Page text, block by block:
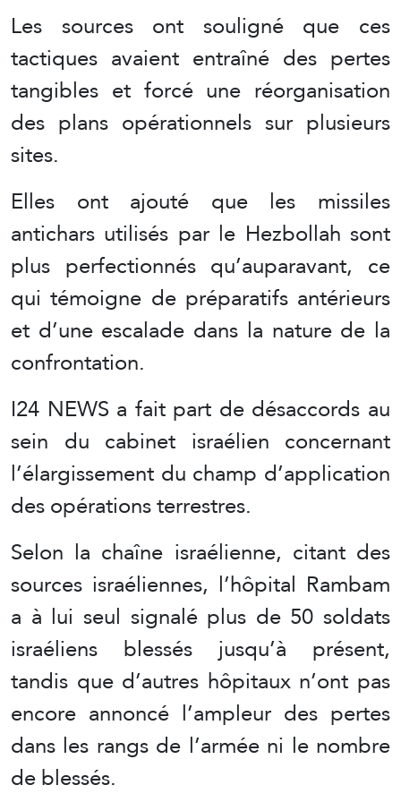
Les sources ont souligné que ces
tactiques avaient entraîné des pertes
tangibles et forcé une réorganisation
des plans opérationnels sur plusieurs
sites.
Elles ont ajouté que les missiles
antichars utilisés par le Hezbollah sont
plus perfectionnés qu’auparavant, ce
qui témoigne de préparatifs antérieurs
et d’une escalade dans la nature de la
confrontation.
I24 NEWS a fait part de désaccords au
sein du cabinet israélien concernant
l’élargissement du champ d’application
des opérations terrestres.
Selon la chaîne israélienne, citant des
sources israéliennes, l’hôpital Rambam
a à lui seul signalé plus de 50 soldats
israéliens blessés jusqu’à présent,
tandis que d’autres hôpitaux n’ont pas
encore annoncé l’ampleur des pertes
dans les rangs de l’armée ni le nombre
de blessés.